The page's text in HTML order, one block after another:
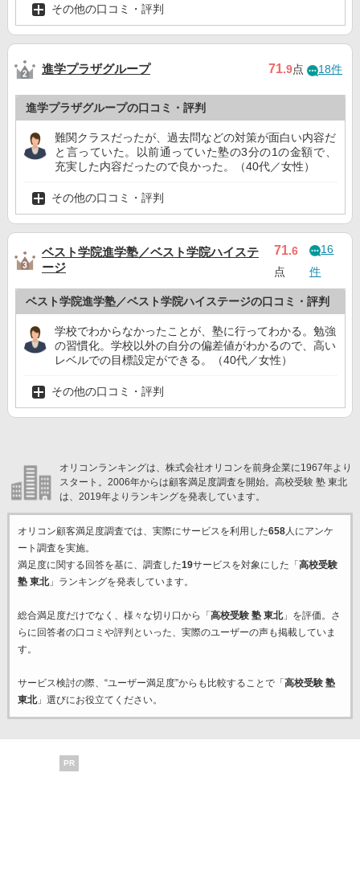
その他の口コミ・評判
進学プラザグループ 71.9点 18件
進学プラザグループの口コミ・評判
難関クラスだったが、過去問などの対策が面白い内容だ
と言っていた。以前通っていた塾の3分の1の金額で、
充実した内容だったので良かった。（40代／女性）
その他の口コミ・評判
ベスト学院進学塾／ベスト学院ハイステ
ージ
71.6
点
16
件
ベスト学院進学塾／ベスト学院ハイステージの口コミ・評判
学校でわからなかったことが、塾に行ってわかる。勉強
の習慣化。学校以外の自分の偏差値がわかるので、高い
レベルでの目標設定ができる。（40代／女性）
その他の口コミ・評判
オリコンランキングは、株式会社オリコンを前身企業に1967年より
スタート。2006年からは顧客満足度調査を開始。高校受験 塾 東北
は、2019年よりランキングを発表しています。
オリコン顧客満足度調査では、実際にサービスを利用した658人にアンケ
ート調査を実施。
満足度に関する回答を基に、調査した19サービスを対象にした「 高校受験
塾 東北」ランキングを発表しています。
総合満足度だけでなく、様々な切り口から「 高校受験 塾 東北」を評価。さ
らに回答者の口コミや評判といった、実際のユーザーの声も掲載していま
す。
サービス検討の際、“ユーザー満足度”からも比較することで「 高校受験 塾
東北」選びにお役立てください。
PR